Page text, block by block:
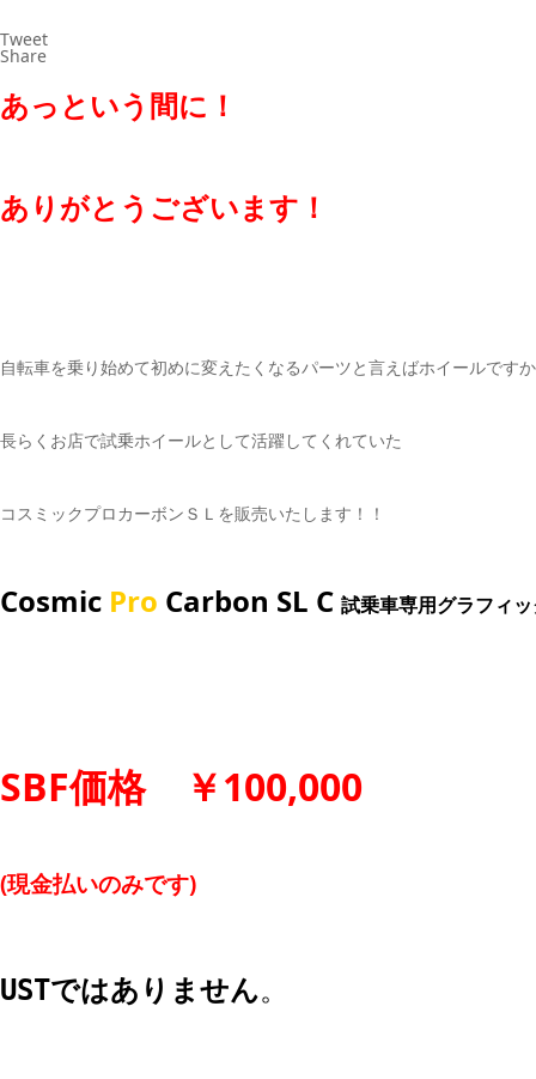
Tweet
Share
あっという間に！
ありがとうございます！
自転車を乗り始めて初めに変えたくなるパーツと言えばホイールです
長らくお店で試乗ホイールとして活躍してくれていた
コスミックプロカーボンＳＬを販売いたします！！
Cosmic Pro Carbon SL C 試乗車専用グラフィ
SBF価格 ￥100,000
(現金払いのみです)
USTではありません。